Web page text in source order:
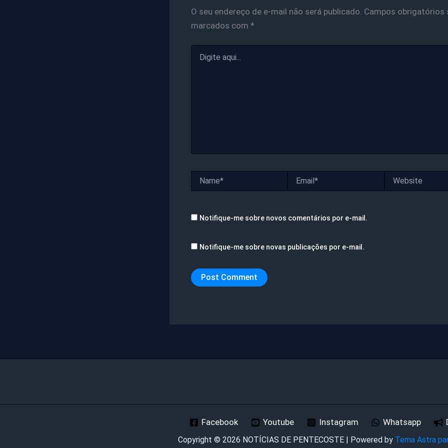
O seu endereço de e-mail não será publicado. Campos obrigatórios
marcados com *
aqui...
Notifique-me sobre novos comentários por e-mail.
Notifique-me sobre novas publicações por e-mail.
Facebook Youtube Instagram Whatsapp
Copyright © 2026 NOTÍCIAS DE PENTECOSTE | Powered by Tema Astra